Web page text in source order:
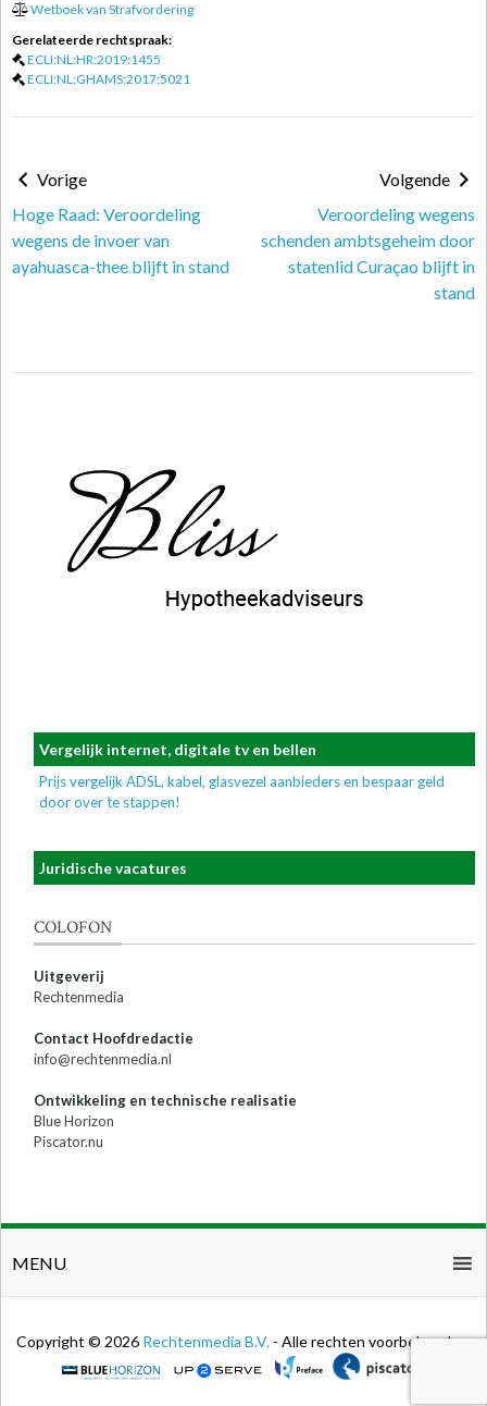
Wetboek van Strafvordering
Gerelateerde rechtspraak:
ECLI:NL:HR:2019:1455
ECLI:NL:GHAMS:2017:5021
Vorige
Hoge Raad: Veroordeling
wegens de invoer van
ayahuasca-thee blijft in stand
Volgende
Veroordeling wegens
schenden ambtsgeheim door
statenlid Curaçao blijft in
stand
Vergelijk internet, digitale tv en bellen
Prijs vergelijk ADSL, kabel, glasvezel aanbieders en bespaar geld
door over te stappen!
Juridische vacatures
COLOFON
Uitgeverij
Rechtenmedia
Contact Hoofdredactie
info@rechtenmedia.nl
Ontwikkeling en technische realisatie
Blue Horizon
Piscator.nu
MENU
Copyright © 2026 Rechtenmedia B.V. - Alle rechten voorbehouden.